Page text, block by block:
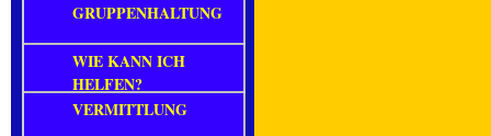
GRUPPENHALTUNG
WIE KANN ICH
HELFEN?
VERMITTLUNG